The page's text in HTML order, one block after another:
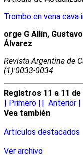
Trombo en vena
orge G Allín,
Álvarez
Revista Argentina de
(1):0033-0034
Registros 11 a 11 de
| Primero | | Anterior |
Vea también
Artículos destacados
Ver archivo